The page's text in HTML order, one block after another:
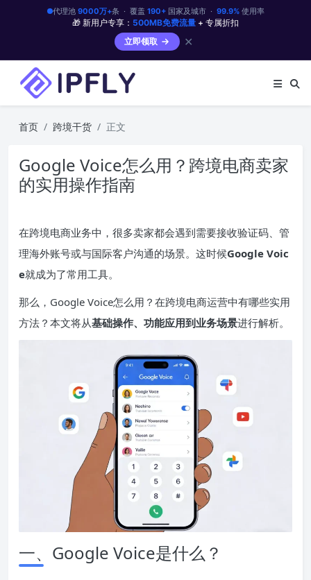
代理池 9000万+条 · 覆盖 190+国家及城市 · 99.9%使用率
🎁 新用户专享： 500MB免费流量 + 专属折扣
立即领取
✕
首页 跨境干货 正文
Google Voice怎么用？跨境电商卖家
的实用操作指南
在跨境电商业务中，很多卖家都会遇到需要接收验证码、管
理海外账号或与国际客户沟通的场景。这时候Google Voic
e就成为了常用工具。
那么，Google Voice怎么用？在跨境电商运营中有哪些实用
方法？本文将从基础操作、功能应用到业务场景进行解析。
一、Google Voice是什么？